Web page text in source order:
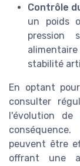
Contrôle
un poids
pression
stabilité
En optant
consulter
l'évolution
peuvent être
offrant une